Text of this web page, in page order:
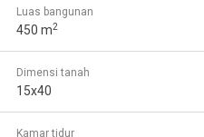
Luas bangunan
450 m2
Dimensi tanah
15x40
Kamar tidur